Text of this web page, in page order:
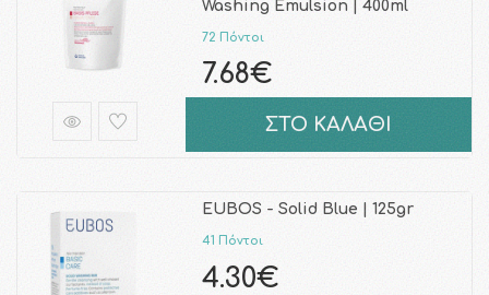
Washing Emulsion | 400ml
72 Πόντοι
7.68€
ΣΤΟ ΚΑΛΑΘΙ
EUBOS - Solid Blue | 125gr
41 Πόντοι
4.30€